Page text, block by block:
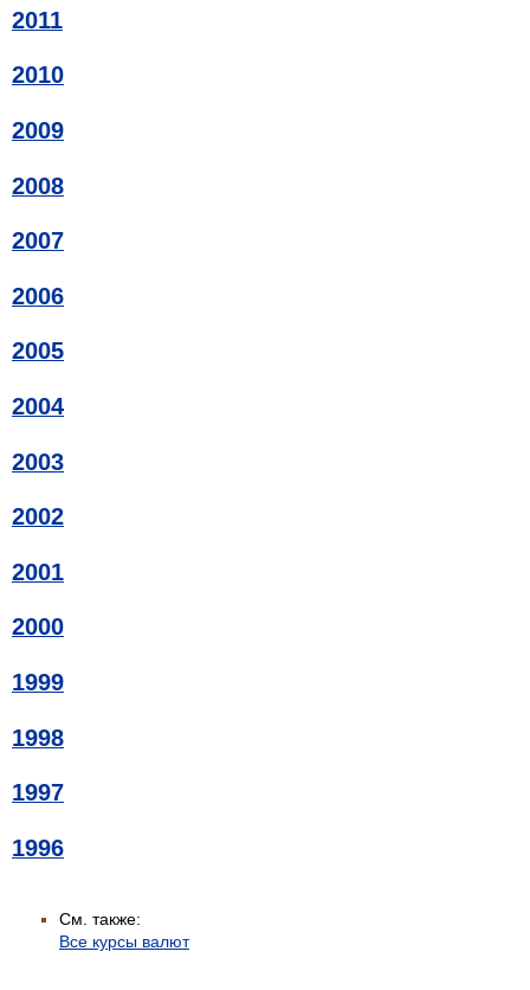
2011
2010
2009
2008
2007
2006
2005
2004
2003
2002
2001
2000
1999
1998
1997
1996
См. также:
Все курсы валют